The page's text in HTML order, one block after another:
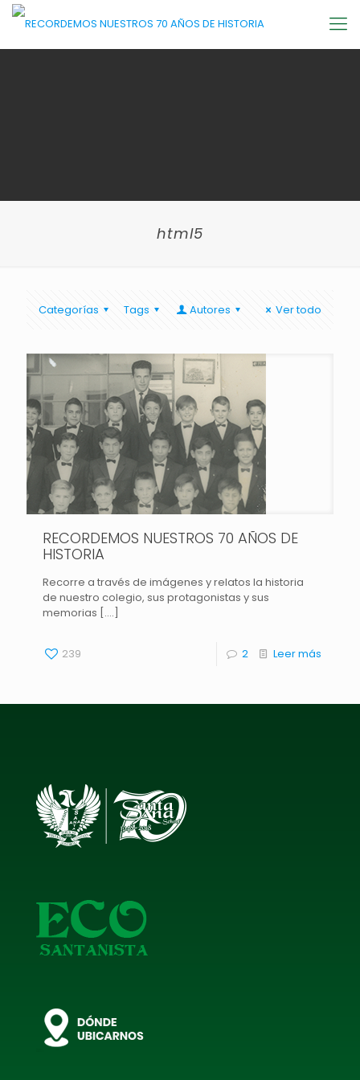
html5
Categorías Tags Autores Ver todo
RECORDEMOS NUESTROS 70 AÑOS DE
HISTORIA
Recorre a través de imágenes y relatos la historia
de nuestro colegio, sus protagonistas y sus
memorias [....]
239 2 Leer más